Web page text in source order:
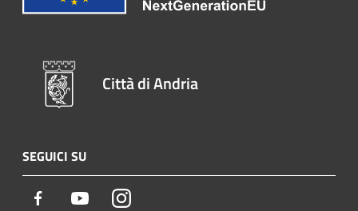
Città di Andria
SEGUICI SU
Facebook YoutubeInstagram